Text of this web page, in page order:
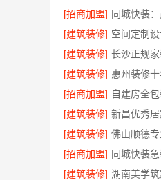
[招商加盟] 同城快装
[建筑装修]
[建筑装修]
[建筑装修] 惠州装修
[招商加盟]
[建筑装修]
[建筑装修] 佛山顺德
[招商加盟] 同城快装
[建筑装修] 湖南美学